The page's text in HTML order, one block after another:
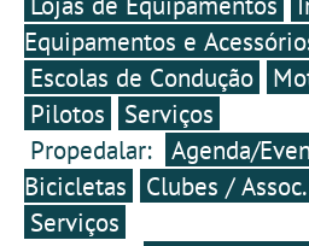
Equipamentos e
Escolas de Condução
Pilotos
Serviços
Propedalar: Agenda/
Bicicletas
Clubes /
Serviços